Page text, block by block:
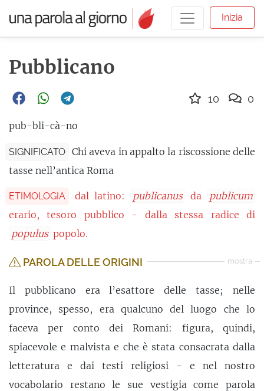
Inizia
Pubblicano
pub-bli-cà-no
SIGNIFICATO Chi aveva in appalto la riscossione delle
tasse nell’antica Roma
ETIMOLOGIA dal latino: publicanus da
publicum
erario, tesoro pubblico - dalla stessa radice di
populus popolo.
PAROLA DELLE ORIGINI mostra
Il pubblicano era l’esattore delle tasse; nelle
province, spesso, era qualcuno del luogo che lo
faceva per conto dei Romani: figura, quindi,
spiacevole e malvista e che è stata consacrata dalla
letteratura e dai testi religiosi - e nel nostro
vocabolario restano le sue vestigia come parola
10 0